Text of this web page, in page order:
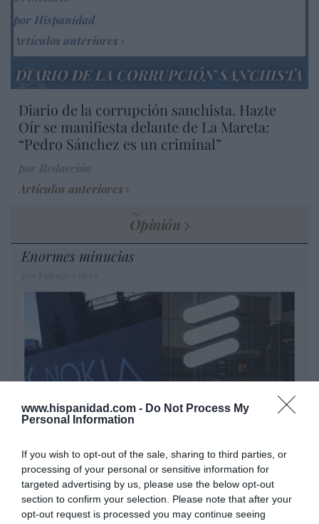
www.hispanidad.com - Do Not Process My
Personal Information
If you wish to opt-out of the sale, sharing to third parties, or
processing of your personal or sensitive information for
targeted advertising by us, please use the below opt-out
section to confirm your selection. Please note that after your
opt-out request is processed you may continue seeing
por Hispanidad
Artículos anteriores
DIARIO DE LA CORRUPCIÓN SANCHISTA
Diario de la corrupción sanchista. Hazte
Oír se manifiesta delante de La Mareta:
“Pedro Sánchez es un criminal”
Artículos anteriores
Opinión
Enormes minucias
Nokia, Ericsson... Huawei: lo que importan
son las patentes
Eulogio López